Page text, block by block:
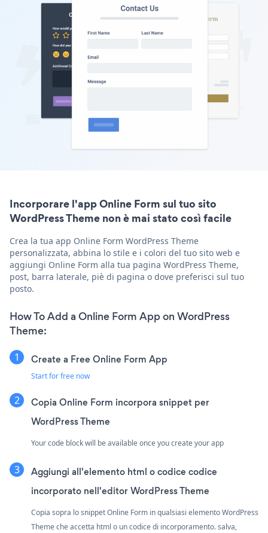
Incorporare l'app Online Form sul tuo sito
WordPress Theme non è mai stato così facile
Crea la tua app Online Form WordPress Theme
personalizzata, abbina lo stile e i colori del tuo sito web e
aggiungi Online Form alla tua pagina WordPress Theme,
post, barra laterale, piè di pagina o dove preferisci sul tuo
posto.
How To Add a Online Form App on WordPress
Theme:
Create a Free Online Form App
Start for free now
Copia Online Form incorpora snippet per
WordPress Theme
Your code block will be available once you create your app
Aggiungi all'elemento html o codice codice
incorporato nell'editor WordPress Theme
Copia sopra lo snippet Online Form in qualsiasi elemento WordPress
Theme che accetta html o un codice di incorporamento. salva,